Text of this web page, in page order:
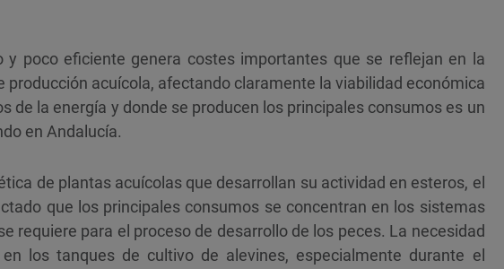
y poco eficiente genera costes importantes que se reflejan en la
producción acuícola, afectando claramente la viabilidad económica
de la energía y donde se producen los principales consumos es un
en Andalucía.
de plantas acuícolas que desarrollan su actividad en esteros, el
que los principales consumos se concentran en los sistemas
requiere para el proceso de desarrollo de los peces. La necesidad
los tanques de cultivo de alevines, especialmente durante el